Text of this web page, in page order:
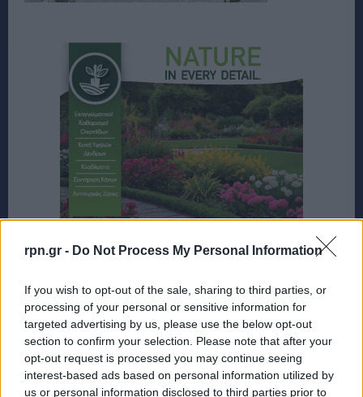
rpn.gr - Do Not Process My Personal Information
If you wish to opt-out of the sale, sharing to third parties, or
processing of your personal or sensitive information for
targeted advertising by us, please use the below opt-out
section to confirm your selection. Please note that after your
opt-out request is processed you may continue seeing
interest-based ads based on personal information utilized by
us or personal information disclosed to third parties prior to